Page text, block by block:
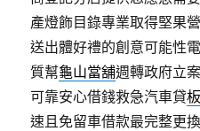
產燈飾目錄專業取得堅果
送出體好禮的創意可能性
質幫龜山當舖週轉政府立
可靠安心借錢救急汽車貸
速且免留車借款最完整更